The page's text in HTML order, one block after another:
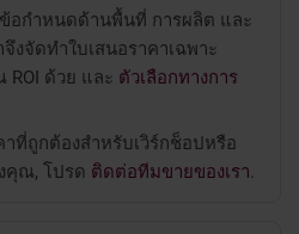
อกำหนดด้านพื้นที่ การผลิต และ
งจัดทำใบเสนอราคาเฉพาะ
ROI ด้วย และ ตัวเลือกทางการ
ที่ถูกต้องสำหรับเวิร์กช็อปหรือ
คุณ, โปรด ติดต่อทีมขายของเรา.